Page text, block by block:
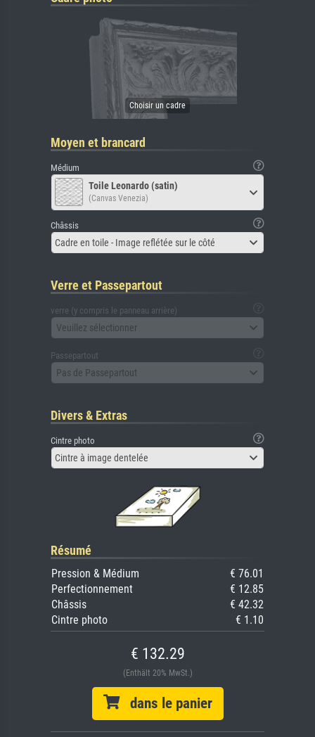
Moyen et brancard
Médium
Toile Leonardo (satin)
(Canvas Venezia)
Châssis
Cadre en toile - Image reflétée sur le côté
Verre et Passepartout
verre (y compris le panneau arrière)
Veuillez sélectionner
Passepartout
Pas de Passepartout
Divers & Extras
Cintre photo
Cintre à image dentelée
Résumé
Pression & Médium
€ 76.01
Perfectionnement
€ 12.85
Châssis
€ 42.32
Cintre photo
€ 1.10
€ 132.29
(Enthält 20% MwSt.)
dans le panier